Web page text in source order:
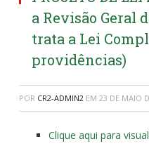
a Revisão Geral
trata a Lei
providências)
POR CR2-ADMIN2 EM 23 DE MAIO
Clique aqui para